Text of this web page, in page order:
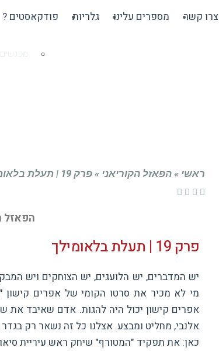
פודקאסטים ? גלריות מספרים עלינו צרו קשר
ראשי » הפאזל הקוריאני » פרק 19 | תעלת בלאומילך
הפאזל
פרק 19 | תעלת בלאומילך
יש המדברים, יש הלועגים, יש הצוחקים ויש
מי לא מכיר את סרטו הקומי של אפרים קישון
אפרים קישון יכול היה להגות. אדם שאיבד את
אלנבי, מחליט ומבצע. אצלנו כל זה נשאר רק
כאן: את תפקיד "המטורף" שיחק ראש עיריית